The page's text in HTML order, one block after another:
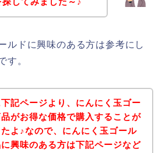
ルドに興味のある方は参考にし
す。
記ページより、にんにく玉ゴー
がお得な価格で購入することが
よ♪なので、にんにく玉ゴール
に興味のある方は下記ページなど